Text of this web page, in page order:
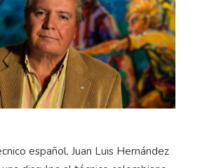
español, Juan Luis Hernández